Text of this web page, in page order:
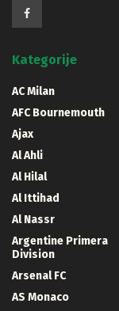
Kategorije
AC Milan
AFC Bournemouth
Ajax
Al Ahli
Al Hilal
Al Ittihad
Al Nassr
Argentine Primera
Division
Arsenal FC
AS Monaco